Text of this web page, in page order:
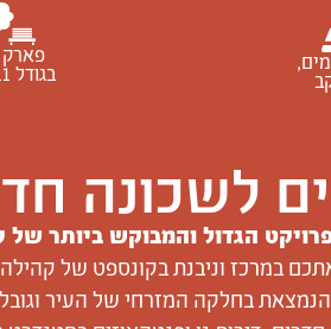
פארק
בגודל 11 דונם
לשכונה
הגדול והמבוקש ביותר
בחלקה המזרחי של העיר